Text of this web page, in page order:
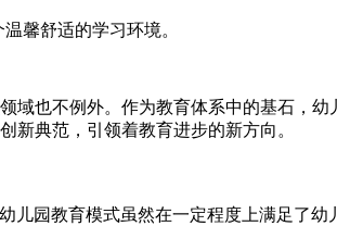
馨舒适的学习环境。
领域也不例外。作为教育体系中的基石，
新典范，引领着教育进步的新方向。
园教育模式虽然在一定程度上满足了